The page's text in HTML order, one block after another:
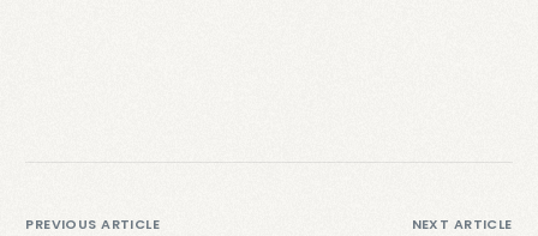
PREVIOUS ARTICLE NEXT ARTICLE